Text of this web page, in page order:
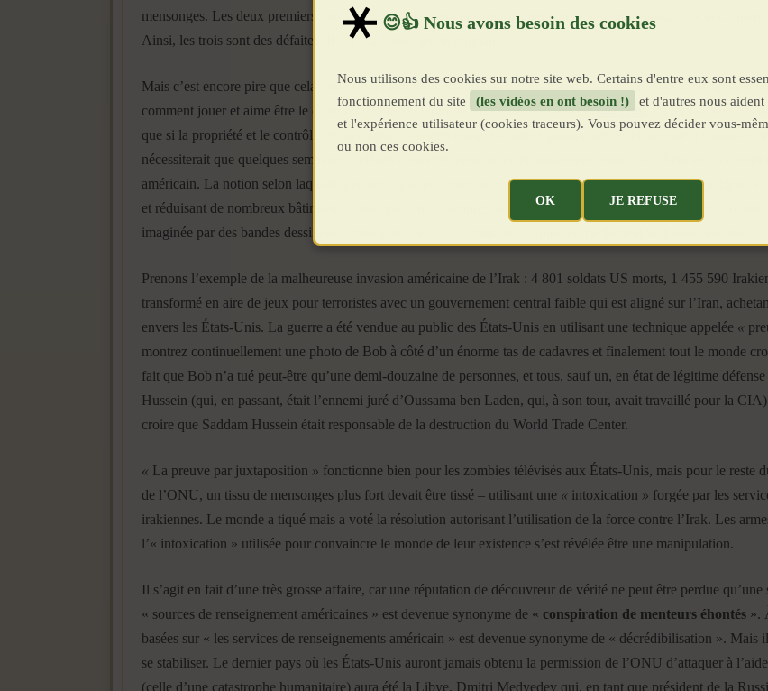
mensonges. Les deux premiers choix sont tous les deux des options nettement perdantes tandis que la
Ainsi, les trois sont des défaites. Il n’y a aucune option gagnante ici.
Mais c’est encore pire que cela ; non seulement nous manquons d’une stratégie gagnante, mais nous
comment jouer et aime être le dindon de la farce. Comme Ron Unz, l’éditeur deunz.com, l’a récemment
que si la propriété et le contrôle de nos stations de télévision et d’autres grands médias changeaient
nécessiterait que quelques semaines d’efforts concertés pour inverser totalement toutes nos ‘théories du
américain. La notion selon laquelle dix-neuf Arabes armés de cutters ont détourné plusieurs avions de ligne,
et réduisant de nombreux bâtiments historiques en décombres serait bientôt ridiculisée universellement
imaginée par des bandes dessinées écrites pour des esprits malades, dépassant facilement la théorie absurde
Prenons l’exemple de la malheureuse invasion américaine de l’Irak : 4 801 soldats US morts, 1 455 590
transformé en aire de jeux pour terroristes avec un gouvernement central faible qui est aligné sur l’Iran,
envers les États-Unis. La guerre a été vendue au public des États-Unis en utilisant une technique appelée «
montrez continuellement une photo de Bob à côté d’un énorme tas de cadavres et finalement tout le monde
fait que Bob n’a tué peut-être qu’une demi-douzaine de personnes, et tous, sauf un, en état de légitime
Hussein (qui, en passant, était l’ennemi juré d’Oussama ben Laden, qui, à son tour, avait travaillé pour la
croire que Saddam Hussein était responsable de la destruction du World Trade Center.
« La preuve par juxtaposition » fonctionne bien pour les zombies télévisés aux États-Unis, mais pour le reste
de l’ONU, un tissu de mensonges plus fort devait être tissé – utilisant une « intoxication » forgée par les
irakiennes. Le monde a tiqué mais a voté la résolution autorisant l’utilisation de la force contre l’Irak. Les
l’« intoxication » utilisée pour convaincre le monde de leur existence s’est révélée être une manipulation.
Il s’agit en fait d’une très grosse affaire, car une réputation de découvreur de vérité ne peut être perdue
« sources de renseignement américaines » est devenue synonyme de « conspiration de menteurs éhontés ».
basées sur « les services de renseignements américain » est devenue synonyme de « décrédibilisation ».
se stabiliser. Le dernier pays où les États-Unis auront jamais obtenu la permission de l’ONU d’attaquer à
(celle d’une catastrophe humanitaire) aura été la Libye. Dmitri Medvedev qui, en tant que président de la
Nous utilisons des cookies sur notre site web. Certains d'entre eux sont
fonctionnement du site
(les vidéos en ont besoin !)
et d'autres nous
et l'expérience utilisateur (cookies traceurs). Vous pouvez décider vous-
ou non ces cookies.
OK JE REFUSE